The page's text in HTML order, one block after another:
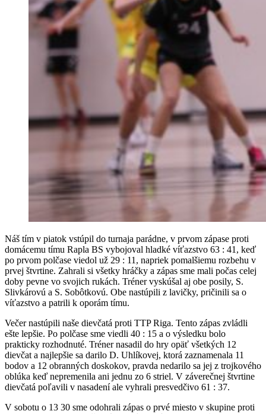
Náš tím v piatok vstúpil do turnaja parádne, v prvom zápase proti
domácemu tímu Rapla BS vybojoval hladké víťazstvo 63 : 41, keď
po prvom polčase viedol už 29 : 11, napriek pomalšiemu rozbehu v
prvej štvrtine. Zahrali si všetky hráčky a zápas sme mali počas celej
doby pevne vo svojich rukách. Tréner vyskúšal aj obe posily, S.
Slivkárovú a S. Sobôtkovú. Obe nastúpili z lavičky, pričinili sa o
víťazstvo a patrili k oporám tímu.
Večer nastúpili naše dievčatá proti TTP Riga. Tento zápas zvládli
ešte lepšie. Po polčase sme viedli 40 : 15 a o výsledku bolo
prakticky rozhodnuté. Tréner nasadil do hry opäť všetkých 12
dievčat a najlepšie sa darilo D. Uhlíkovej, ktorá zaznamenala 11
bodov a 12 obranných doskokov, pravda nedarilo sa jej z trojkového
oblúka keď nepremenila ani jednu zo 6 striel. V záverečnej štvrtine
dievčatá poľavili v nasadení ale vyhrali presvedčivo 61 : 37.
V sobotu o 13 30 sme odohrali zápas o prvé miesto v skupine proti